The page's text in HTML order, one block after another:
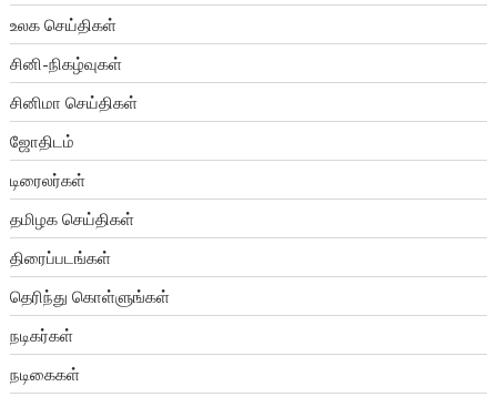
உலக செய்திகள்
சினி-நிகழ்வுகள்
சினிமா செய்திகள்
ஜோதிடம்
டிரைலர்கள்
தமிழக செய்திகள்
திரைப்படங்கள்
தெரிந்து கொள்ளுங்கள்
நடிகர்கள்
நடிகைகள்